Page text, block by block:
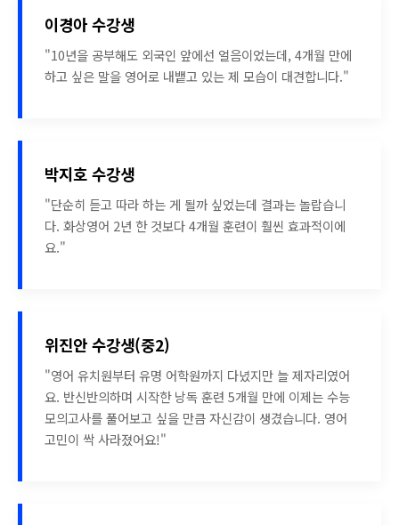
이경아 수강생
"10년을 공부해도 외국인 앞에선 얼음이었는데, 4개월 만에
하고 싶은 말을 영어로 내뱉고 있는 제 모습이 대견합니다."
박지호 수강생
"단순히 듣고 따라 하는 게 될까 싶었는데 결과는 놀랍습니
다. 화상영어 2년 한 것보다 4개월 훈련이 훨씬 효과적이에
요."
위진안 수강생(중2)
"영어 유치원부터 유명 어학원까지 다녔지만 늘 제자리였어
요. 반신반의하며 시작한 낭독 훈련 5개월 만에 이제는 수능
모의고사를 풀어보고 싶을 만큼 자신감이 생겼습니다. 영어
고민이 싹 사라졌어요!"